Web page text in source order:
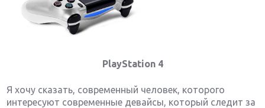
PlayStation 4
Я хочу сказать, современный человек, которого
интересуют современные девайсы, который следит за